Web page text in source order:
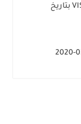
تحديثات جديدة لأجهزة VISION PINACLE MAROC بتاريخ